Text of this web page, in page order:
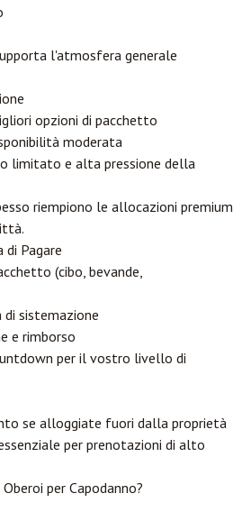
l'atmosfera generale
opzioni di pacchetto
moderata
limitato e alta pressione della
riempiono le allocazioni premium
di Pagare
(cibo, bevande,
sistemazione
e rimborso
per il vostro livello di
se alloggiate fuori dalla proprietà
per prenotazioni di alto
per Capodanno?